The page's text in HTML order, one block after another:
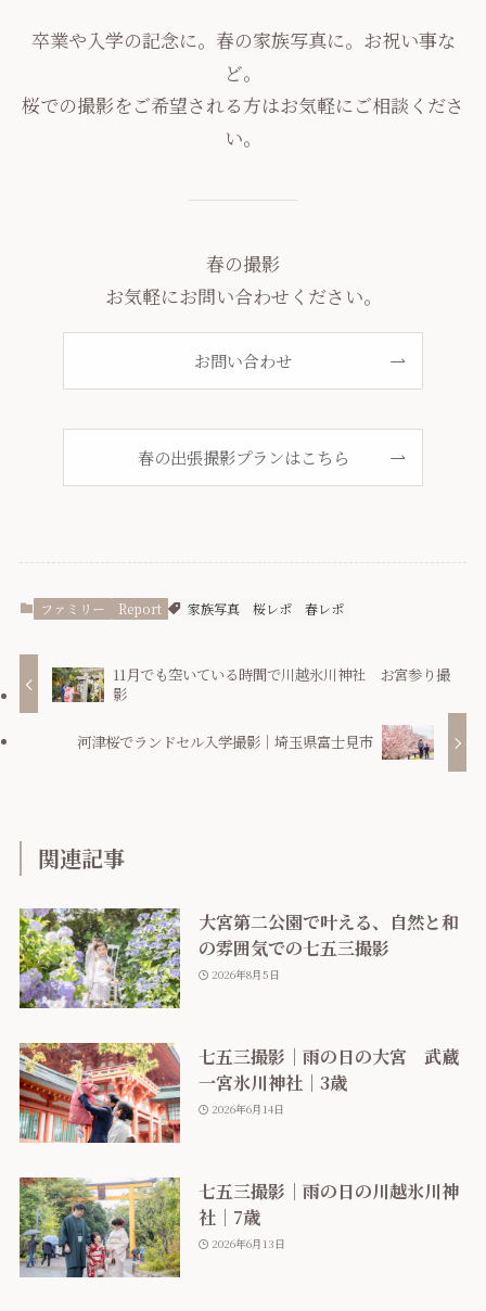
卒業や入学の記念に。春の家族写真に。お祝い事な
ど。
桜での撮影をご希望される方はお気軽にご相談くださ
い。
春の撮影
お気軽にお問い合わせください。
お問い合わせ
春の出張撮影プランはこちら
ファミリー Report 家族写真 桜レポ 春レポ
11月でも空いている時間で川越氷川神社 お宮参り撮
影
河津桜でランドセル入学撮影｜埼玉県富士見市
関連記事
大宮第二公園で叶える、自然と和
の雰囲気での七五三撮影
2026年8月5日
七五三撮影｜雨の日の大宮 武蔵
一宮氷川神社｜3歳
2026年6月14日
七五三撮影｜雨の日の川越氷川神
社｜7歳
2026年6月13日